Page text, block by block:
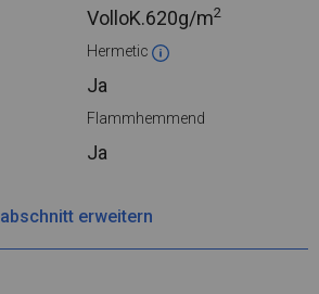
VolloK.620g/m2
Hermetic
Ja
Flammhemmend
Ja
abschnitt erweitern